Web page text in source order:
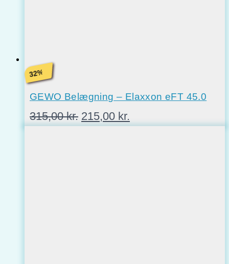
32%
GEWO Belægning – Elaxxon eFT 45.0
315,00kr. Den
oprindelige
215,00 kr.
aktuelle